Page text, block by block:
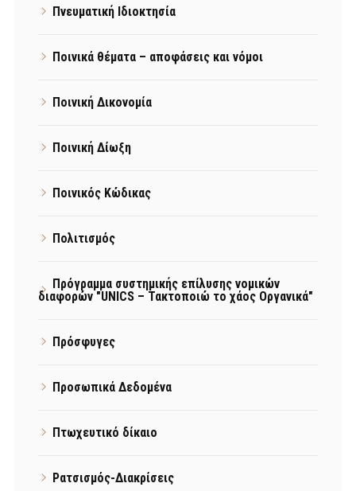
Πνευματική Ιδιοκτησία
Ποινικά θέματα – αποφάσεις και νόμοι
Ποινική Δικονομία
Ποινική Δίωξη
Ποινικός Κώδικας
Πολιτισμός
Πρόγραμμα συστημικής επίλυσης νομικών
διαφορών "UNICS – Τακτοποιώ το χάος Οργανικά"
Πρόσφυγες
Προσωπικά Δεδομένα
Πτωχευτικό δίκαιο
Ρατσισμός-Διακρίσεις